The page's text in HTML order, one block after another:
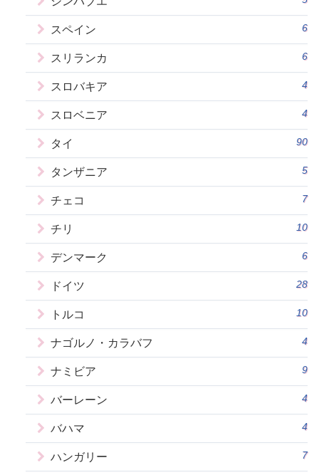
スペイン 6
スリランカ 6
スロバキア 4
スロベニア 4
タイ 90
タンザニア 5
チェコ 7
チリ 10
デンマーク 6
ドイツ 28
トルコ 10
ナゴルノ・カラバフ 4
ナミビア 9
バーレーン 4
バハマ 4
ハンガリー 7